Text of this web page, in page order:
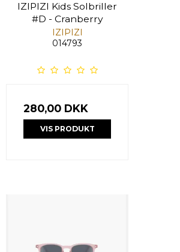
IZIPIZI Kids Solbriller
#D - Cranberry
IZIPIZI
014793
280,00 DKK
VIS PRODUKT